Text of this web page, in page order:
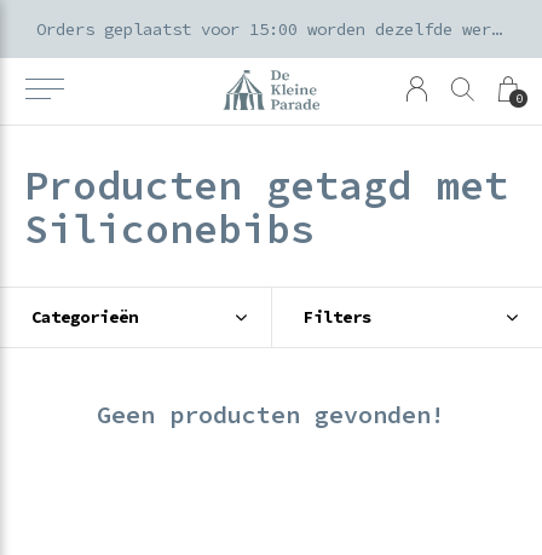
0
Orders geplaatst voor 15:00 worden dezelfde werkdag verzonden
Producten getagd met
Siliconebibs
Categorieën Filters
Geen producten gevonden!